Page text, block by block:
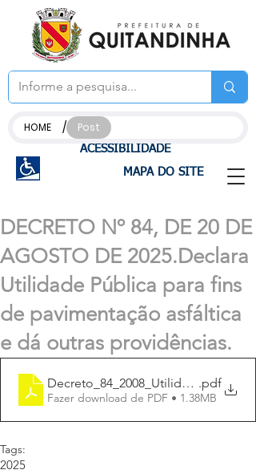
ACESSIBILIDADE
MAPA DO SITE
HOME / Post
DECRETO Nº 84, DE 20 DE
AGOSTO DE 2025.Declara
Utilidade Pública para fins
de pavimentação asfáltica
e dá outras providências.
.pdf
Fazer download de PDF • 1.38MB
Tags:
2025